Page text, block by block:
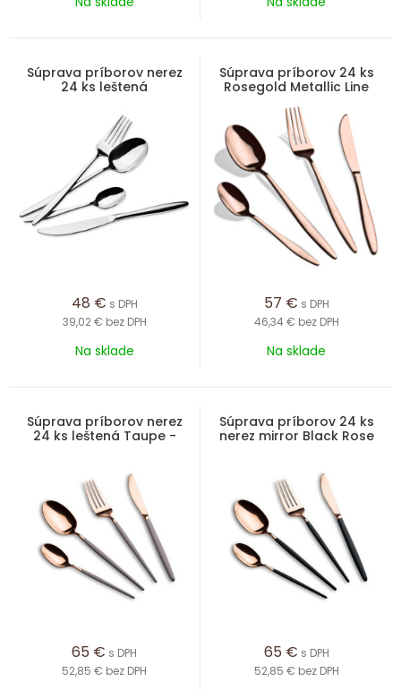
Súprava príborov nerez
24 ks leštená
48 € s DPH
39,02 € bez DPH
Na sklade
Súprava príborov 24 ks
Rosegold Metallic Line
57 € s DPH
46,34 € bez DPH
Na sklade
Súprava príborov nerez
24 ks leštená Taupe -
65 € s DPH
52,85 € bez DPH
Súprava príborov 24 ks
nerez mirror Black Rose
65 € s DPH
52,85 € bez DPH